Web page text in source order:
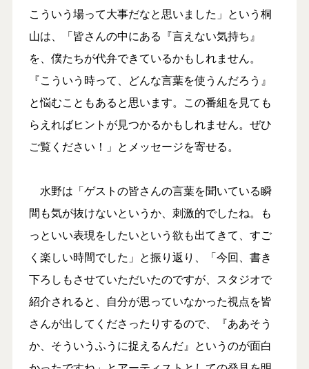
こういう場って大事だなと思いました」という桐
山は、「皆さんの中にある『言えない気持ち』
を、僕たちが代弁できているかもしれません。
『こういう時って、どんな言葉を使うんだろう』
と悩むこともあると思います。この番組を見ても
らえればヒントが見つかるかもしれません。ぜひ
ご覧ください！」とメッセージを寄せる。
水野は「ゲストの皆さんの言葉を聞いている瞬
間も気が抜けないというか、刺激的でしたね。も
っといい表現をしたいという欲も出てきて、すご
く楽しい時間でした」と振り返り、「今回、書き
下ろしもさせていただいたのですが、スタジオで
紹介されると、自分が思っていなかった視点を皆
さんが出してくださったりするので、『ああそう
か、そういうふうに捉えるんだ』というのが面白